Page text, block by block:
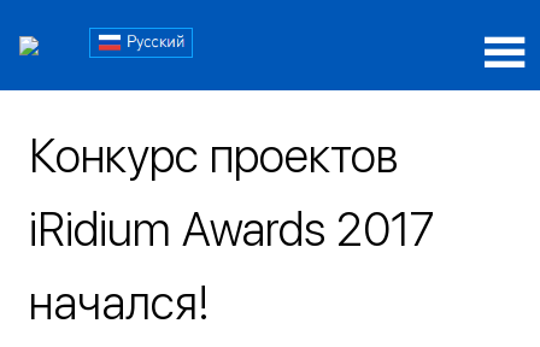
содержимому
Блог
Конкурс проектов
iRidium Awards 2017
начался!